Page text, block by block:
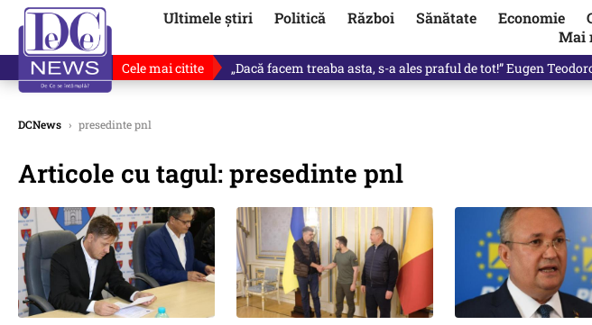
Ultimele știri Politică Război Sănătate Economie
Mai
Cele mai citite „Dacă facem treaba asta, s-a ales praful de tot!” Eugen
DCNews › presedinte pnl
Articole cu tagul: presedinte pnl